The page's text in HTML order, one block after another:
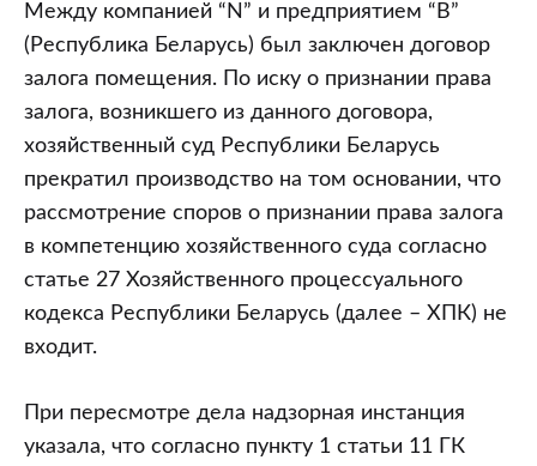
Между компанией “N” и предприятием “B”
(Республика Беларусь) был заключен договор
залога помещения. По иску о признании права
залога, возникшего из данного договора,
хозяйственный суд Республики Беларусь
прекратил производство на том основании, что
рассмотрение споров о признании права залога
в компетенцию хозяйственного суда согласно
статье 27 Хозяйственного процессуального
кодекса Республики Беларусь (далее – ХПК) не
входит.
При пересмотре дела надзорная инстанция
указала, что согласно пункту 1 статьи 11 ГК